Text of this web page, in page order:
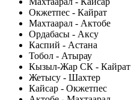
Окжетпес - Кайрат
Махтаарал - Актобе
Ордабасы - Аксу
Каспий - Астана
Тобол - Атырау
Кызыл-Жар СК - Кайрат
Жетысу - Шахтер
Кайсар - Окжетпес